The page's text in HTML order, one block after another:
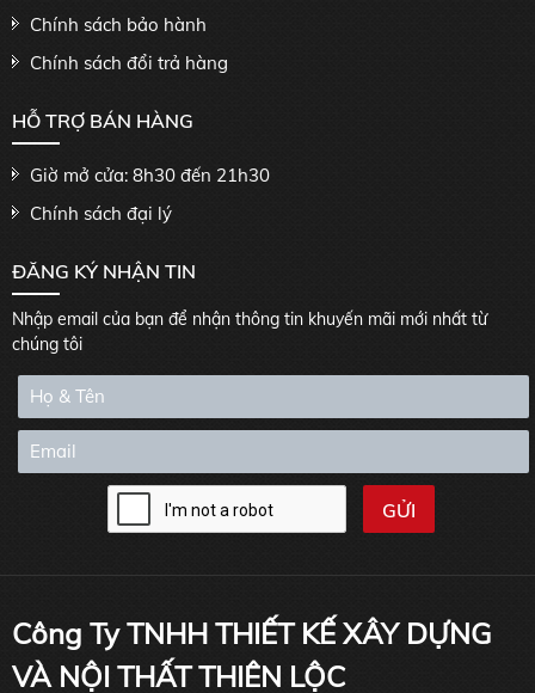
Chính sách bảo hành
Chính sách đổi trả hàng
HỖ TRỢ BÁN HÀNG
Giờ mở cửa: 8h30 đến 21h30
Chính sách đại lý
ĐĂNG KÝ NHẬN TIN
Nhập email của bạn để nhận thông tin khuyến mãi mới nhất từ
chúng tôi
Công Ty TNHH THIẾT KẾ XÂY DỰNG
VÀ NỘI THẤT THIÊN LỘC